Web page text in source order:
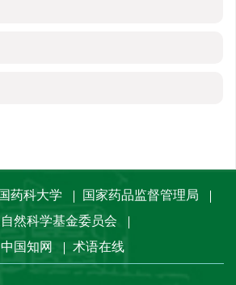
药科大学
国家药品监督管理局
然科学基金委员会
中国知网 术语在线